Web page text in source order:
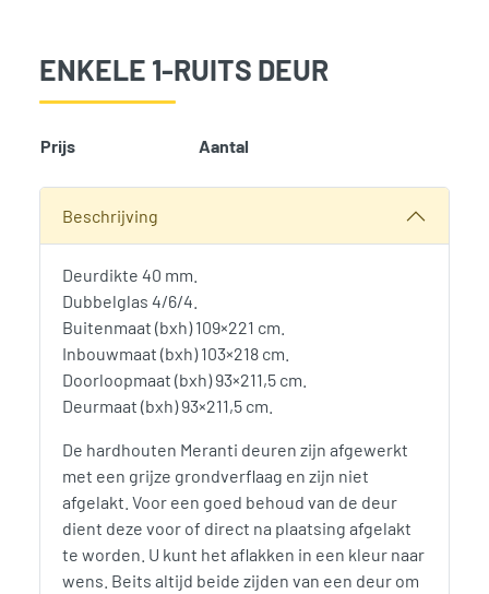
ENKELE 1-RUITS DEUR
Prijs Aantal
Beschrijving
Deurdikte 40 mm.
Dubbelglas 4/6/4.
Buitenmaat (bxh) 109×221 cm.
Inbouwmaat (bxh) 103×218 cm.
Doorloopmaat (bxh) 93×211,5 cm.
Deurmaat (bxh) 93×211,5 cm.
De hardhouten Meranti deuren zijn afgewerkt
met een grijze grondverflaag en zijn niet
afgelakt. Voor een goed behoud van de deur
dient deze voor of direct na plaatsing afgelakt
te worden. U kunt het aflakken in een kleur naar
wens. Beits altijd beide zijden van een deur om